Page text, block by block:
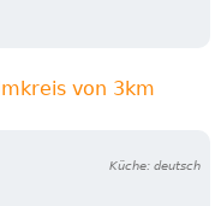
von 3km
Küche: deutsch